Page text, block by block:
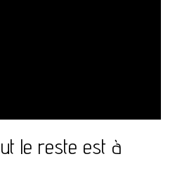
le reste est à